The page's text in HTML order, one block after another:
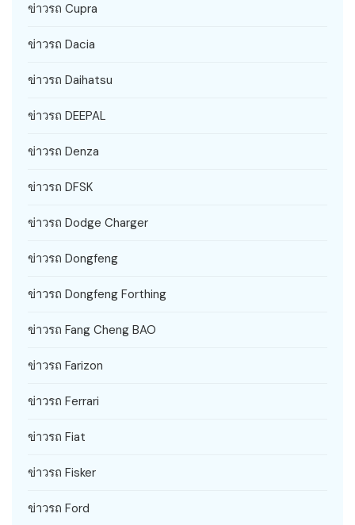
ข่าวรถ Cupra
ข่าวรถ Dacia
ข่าวรถ Daihatsu
ข่าวรถ DEEPAL
ข่าวรถ Denza
ข่าวรถ DFSK
ข่าวรถ Dodge Charger
ข่าวรถ Dongfeng
ข่าวรถ Dongfeng Forthing
ข่าวรถ Fang Cheng BAO
ข่าวรถ Farizon
ข่าวรถ Ferrari
ข่าวรถ Fiat
ข่าวรถ Fisker
ข่าวรถ Ford